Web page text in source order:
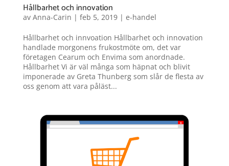
Hållbarhet och innovation
av Anna-Carin | feb 5, 2019| e-handel
Hållbarhet och innvoation Hållbarhet och innovation
handlade morgonens frukostmöte om, det var
företagen Cearum och Envima som anordnade.
Hållbarhet Vi är väl många som häpnat och blivit
imponerade av Greta Thunberg som slår de flesta av
oss genom att vara påläst...